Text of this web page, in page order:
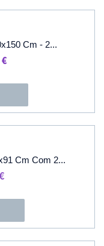
37,70 €.
Cm - 2...
€Price
Through
46,60 €
Cm Com 2...
€O
É:
41,40 €.